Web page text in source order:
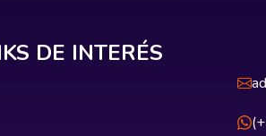
DE INTERÉS